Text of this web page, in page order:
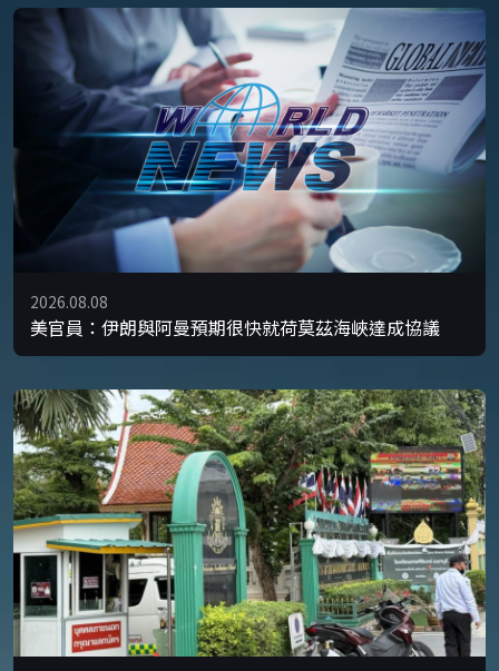
2026.08.08
美官員：伊朗與阿曼預期很快就荷莫茲海峽達成協議